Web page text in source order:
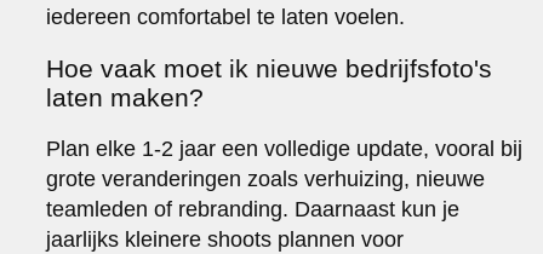
iedereen comfortabel te laten voelen.
Hoe vaak moet ik nieuwe bedrijfsfoto's
laten maken?
Plan elke 1-2 jaar een volledige update, vooral bij
grote veranderingen zoals verhuizing, nieuwe
teamleden of rebranding. Daarnaast kun je
jaarlijks kleinere shoots plannen voor